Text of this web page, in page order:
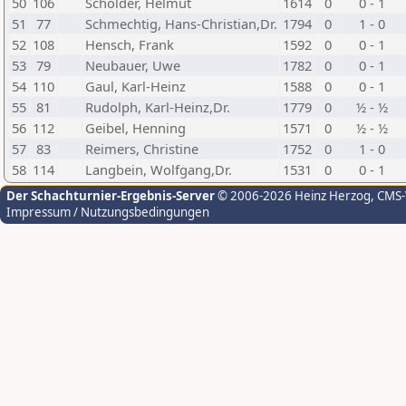
51
77 Schmechtig, Hans-Christian,Dr. 1794 0
1 - 0
52 108 Hensch, Frank 1592 0
0 - 1
53 79 Neubauer, Uwe 1782 0
0 - 1
54 110 Gaul, Karl-Heinz 1588 0
0 - 1
55 81 Rudolph, Karl-Heinz,Dr. 1779 0
½ - ½
56 112 Geibel, Henning 1571 0
½ - ½
57 83 Reimers, Christine 1752 0
1 - 0
58 114 Langbein, Wolfgang,Dr. 1531 0 0 - 1
Der Schachturnier-Ergebnis-Server© 2006-2026 Heinz Herzog,
Impressum / Nutzungsbedingungen